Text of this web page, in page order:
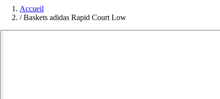
Accueil
/ Baskets adidas Rapid Court Low